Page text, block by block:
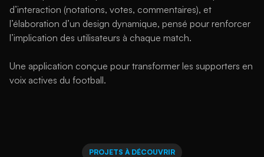
d’interaction (notations, votes, commentaires), et
l’élaboration d’un design dynamique, pensé pour renforcer
l’implication des utilisateurs à chaque match.
Une application conçue pour transformer les supporters en
voix actives du football.
PROJETS À DÉCOUVRIR